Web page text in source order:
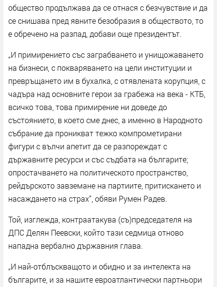
общество продължава да се отнася с безчувствие и да
се снишава пред явните безобразия в обществото, то
е обречено на разпад, добави още президентът.
„И примирението със заграбването и унищожаването
на бизнеси, с покваряването на цели институции и
превръщането им в бухалка, с отявлената корупция, с
чадъра над основните герои за грабежа на века - КТБ,
всичко това, това примирение ни доведе до
състоянието, в което сме днес, а именно в Народното
събрание да проникват тежко компрометирани
фигури с вълчи апетит да се разпореждат с
държавните ресурси и със съдбата на българите;
опростачването на политическото пространство,
рейдърското завземане на партиите, притискането и
насаждането на страх“, обяви Румен Радев.
Той, изглежда, контраатакува (съ)председателя на
ДПС Делян Пеевски, който тази седмица отново
нападна вербално държавния глава.
„И най-отблъскващото и обидно и за интелекта на
българите, и за нашите евроатлантически партньори